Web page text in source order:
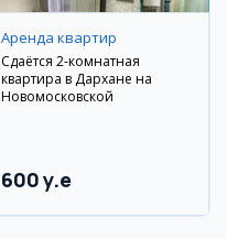
Аренда квартир
Сдаётся 2-комнатная
квартира в Дархане на
Новомосковской
600 y.e